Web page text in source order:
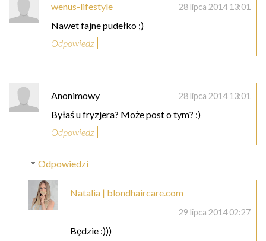
wenus-lifestyle 28 lipca 2014 13:01
Nawet fajne pudełko ;)
Odpowiedz
Anonimowy 28 lipca 2014 13:01
Byłaś u fryzjera? Może post o tym? :)
Odpowiedz
Odpowiedzi
Natalia | blondhaircare.com
29 lipca 2014 02:27
Będzie :)))